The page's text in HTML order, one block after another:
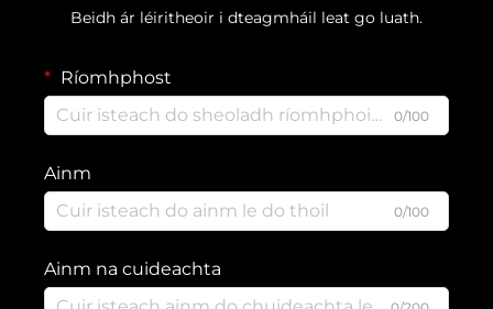
Beidh ár léiritheoir i dteagmháil leat go luath.
Ríomhphost
0/100
Ainm
0/100
Ainm na cuideachta